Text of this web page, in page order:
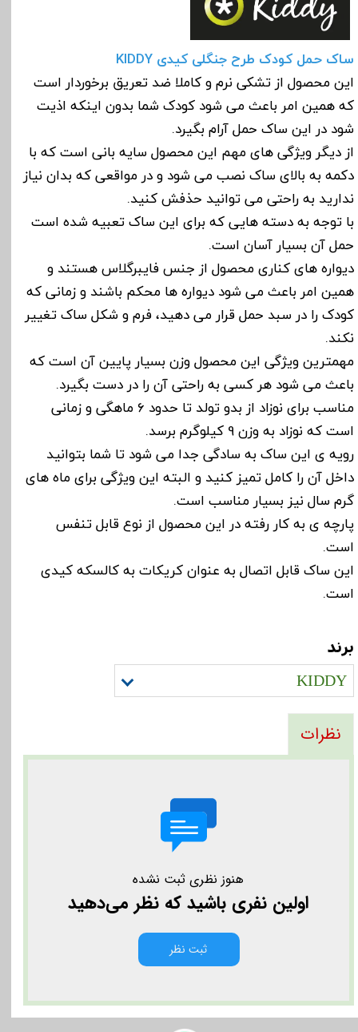
ساک حمل کودک طرح جنگلی کیدی KIDDY
این محصول از تشکی نرم و کاملا ضد تعریق برخوردار است
که همین امر باعث می شود کودک شما بدون اینکه اذیت
شود در این ساک حمل آرام بگیرد.
از دیگر ویژگی های مهم این محصول سایه بانی است که با
دکمه به بالای ساک نصب می شود و در مواقعی که بدان نیاز
ندارید به راحتی می توانید حذفش کنید.
با توجه به دسته هایی که برای این ساک تعبیه شده است
حمل آن بسیار آسان است.
دیواره های کناری محصول از جنس فایبرگلاس هستند و
همین امر باعث می شود دیواره ها محکم باشند و زمانی که
کودک را در سبد حمل قرار می دهید، فرم و شکل ساک تغییر
نکند.
مهمترین ویژگی این محصول وزن بسیار پایین آن است که
باعث می شود هر کسی به راحتی آن را در دست بگیرد.
مناسب برای نوزاد از بدو تولد تا حدود 6 ماهگی و زمانی
است که نوزاد به وزن 9 کیلوگرم برسد.
رویه ی این ساک به سادگی جدا می شود تا شما بتوانید
داخل آن را کامل تمیز کنید و البته این ویژگی برای ماه های
گرم سال نیز بسیار مناسب است.
پارچه ی به کار رفته در این محصول از نوع قابل تنفس
است.
این ساک قابل اتصال به عنوان کریکات به کالسکه کیدی
است.
برند
KIDDY
نظرات
هنوز نظری ثبت نشده
اولین نفری باشید که نظر می‌دهید
ثبت نظر